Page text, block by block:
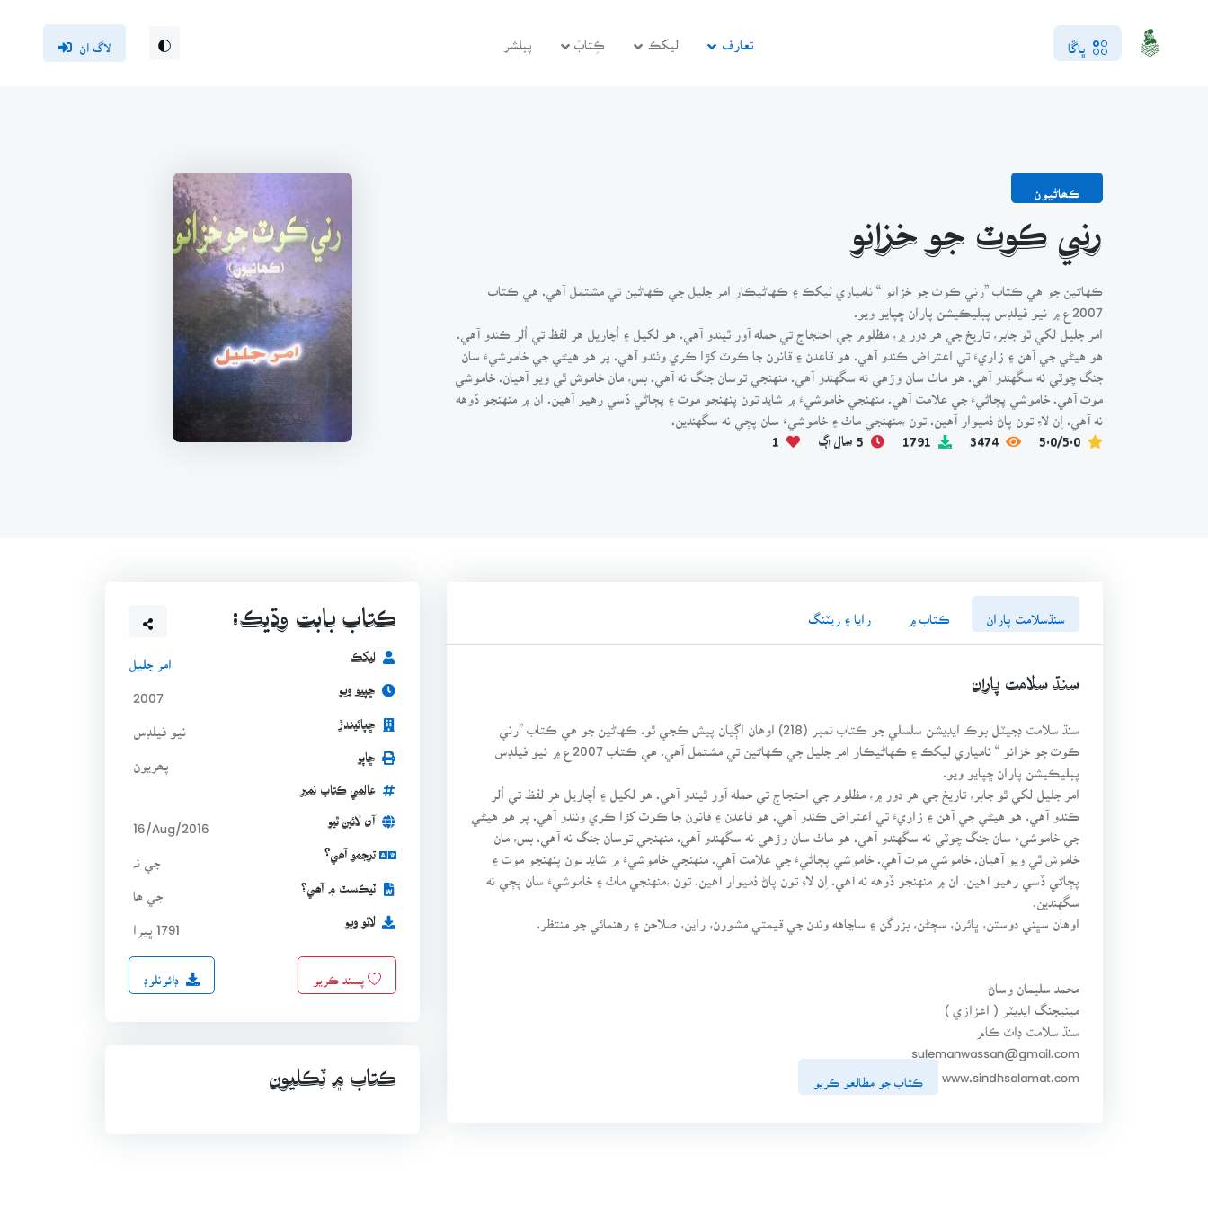
ڀاڱا تعارف ليکڪ ڪِتابَ پبلشر لاگ ان
ڪھاڻيون
رني ڪوٽ جو خزانو
ڪهاڻين جو هي ڪتاب ”رني ڪوٽ جو خزانو “ نامياري ليکڪ ۽ ڪهاڻيڪار امر جليل جي ڪهاڻين تي مشتمل آهي. هي ڪتاب
2007ع ۾ نيو فيلڊس پبليڪيشن پاران ڇپايو ويو.
امر جليل لکي ٿو جابر، تاريخ جي هر دور ۾، مظلوم جي احتجاج تي حمله آور ٿيندو آهي. هو لکيل ۽ اُچاريل هر لفظ تي اُلر ڪندو آهي.
هو هيڻي جي آهن ۽ زاريءَ تي اعتراض ڪندو آهي. هو قاعدن ۽ قانون جا ڪوٽ کڙا ڪري وٺندو آهي. پر هو هيڻي جي خاموشيءَ سان
جنگ چوٽي نه سگهندو آهي. هو ماٺ سان وڙهي نه سگهندو آهي. منهنجي توسان جنگ نه آهي. بس، مان خاموش ٿي ويو آهيان. خاموشي
موت آهي. خاموشي پڄاڻيءَ جي علامت آهي. منهنجي خاموشيءَ ۾ شايد تون پنهنجو موت ۽ پڄاڻي ڏسي رهيو آهين. ان ۾ منهنجو ڏوهه
نه آهي. اِن لاءِ تون پاڻ ذميوار آهين. تون ،منهنجي ماٺ ۽ خاموشيءَ سان پڄي نه سگهندين.
5.0/5.0
3474
1791 5 سال اڳ 1
سنڌسلامت پاران ڪتاب ۾ رايا ۽ ريٽنگ
سنڌ سلامت پاران
سنڌ سلامت ڊجيٽل بوڪ ايڊيشن سلسلي جو ڪتاب نمبر (218) اوهان اڳيان پيش ڪجي ٿو. ڪهاڻين جو هي ڪتاب ”رني
ڪوٽ جو خزانو “ نامياري ليکڪ ۽ ڪهاڻيڪار امر جليل جي ڪهاڻين تي مشتمل آهي. هي ڪتاب 2007ع ۾ نيو فيلڊس
پبليڪيشن پاران ڇپايو ويو.
امر جليل لکي ٿو جابر، تاريخ جي هر دور ۾، مظلوم جي احتجاج تي حمله آور ٿيندو آهي. هو لکيل ۽ اُچاريل هر لفظ تي اُلر
ڪندو آهي. هو هيڻي جي آهن ۽ زاريءَ تي اعتراض ڪندو آهي. هو قاعدن ۽ قانون جا ڪوٽ کڙا ڪري وٺندو آهي. پر هو هيڻي
جي خاموشيءَ سان جنگ چوٽي نه سگهندو آهي. هو ماٺ سان وڙهي نه سگهندو آهي. منهنجي توسان جنگ نه آهي. بس، مان
خاموش ٿي ويو آهيان. خاموشي موت آهي. خاموشي پڄاڻيءَ جي علامت آهي. منهنجي خاموشيءَ ۾ شايد تون پنهنجو موت ۽
پڄاڻي ڏسي رهيو آهين. ان ۾ منهنجو ڏوهه نه آهي. اِن لاءِ تون پاڻ ذميوار آهين. تون ،منهنجي ماٺ ۽ خاموشيءَ سان پڄي نه
سگهندين.
اوهان سڀني دوستن، ڀائرن، سڄڻن، بزرگن ۽ ساڃاهه وندن جي قيمتي مشورن، راين، صلاحن ۽ رهنمائي جو منتظر.
محمد سليمان وساڻ
مينيجنگ ايڊيٽر ( اعزازي )
سنڌ سلامت ڊاٽ ڪام
sulemanwassan@gmail.com
www.sindhsalamat.com
ڪتاب جو مطالعو ڪريو
ڪتاب بابت وڌيڪ:
ليکڪ امر جليل
ڇپيو ويو
ڇپائيندڙ نيو فيلڊس
ڇاپو
عالمي ڪتاب نمبر
آن لائين ٿيو 16/Aug/2016
ترجمو آھي؟
ٽيڪسٽ ۾ آھي؟ جي ھا
لاٿو ويو 1791 ڀيرا
پسند ڪريو ڊائونلوڊ
ڪتاب ۾ ٽِڪليون